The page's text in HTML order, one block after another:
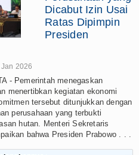
Dicabut Izin Usai
Ratas Dipimpin
Presiden
2026
- Pemerintah menegaskan
menertibkan kegiatan ekonomi
tersebut ditunjukkan dengan
perusahaan yang terbukti
hutan. Menteri Sekretaris
bahwa Presiden Prabowo . . .